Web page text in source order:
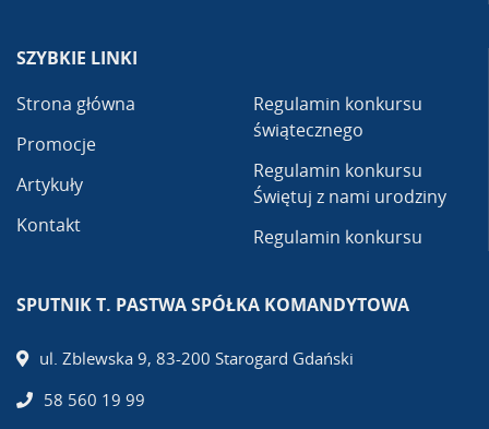
SZYBKIE LINKI
Strona główna
Promocje
Artykuły
Kontakt
Regulamin konkursu
świątecznego
Regulamin konkursu
Świętuj z nami urodziny
Regulamin konkursu
SPUTNIK T. PASTWA SPÓŁKA KOMANDYTOWA
ul. Zblewska 9, 83-200 Starogard Gdański
58 560 19 99